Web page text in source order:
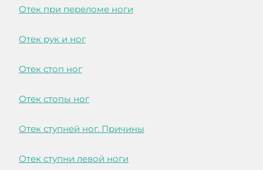
Отек при переломе ноги
Отек рук и ног
Отек стоп ног
Отек стопы ног
Отек ступней ног. Причины
Отек ступни левой ноги